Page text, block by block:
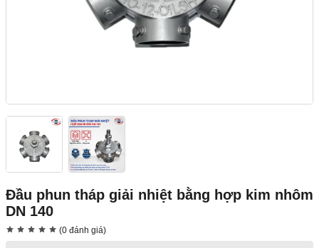
Đầu phun tháp giải nhiệt bằng hợp kim nhôm
DN 140
(0 đánh giá)